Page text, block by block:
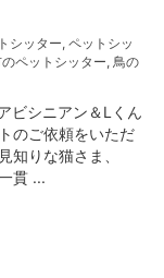
シッター, ペットシッ
ペットシッター, 鳥の
ビシニアン＆Lくん
のご依頼をいただ
知りな猫さま、
貫 ...